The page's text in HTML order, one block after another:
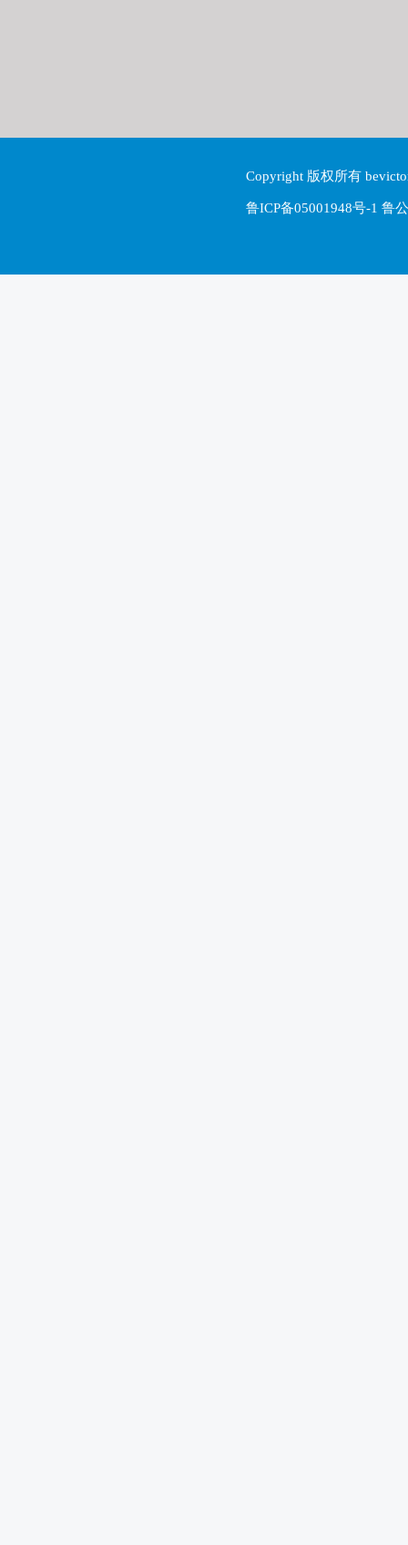
Copyright 版权所有
鲁ICP备05001948号-1 鲁